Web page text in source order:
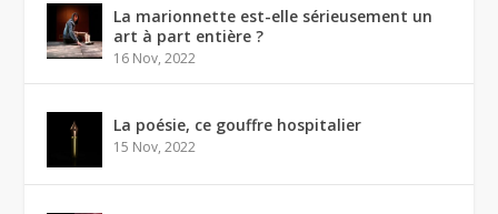
La marionnette est-elle sérieusement un
art à part entière ?
16 Nov, 2022
La poésie, ce gouffre hospitalier
15 Nov, 2022